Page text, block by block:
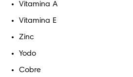
Vitamina A
Vitamina E
Zinc
Yodo
Cobre